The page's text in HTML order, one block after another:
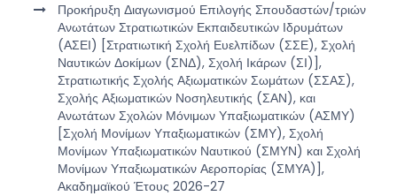
Προκήρυξη Διαγωνισμού Επιλογής Σπουδαστών/τριών
Ανωτάτων Στρατιωτικών Εκπαιδευτικών Ιδρυμάτων
(ΑΣΕΙ) [Στρατιωτική Σχολή Ευελπίδων (ΣΣΕ), Σχολή
Ναυτικών Δοκίμων (ΣΝΔ), Σχολή Ικάρων (ΣΙ)],
Στρατιωτικής Σχολής Αξιωματικών Σωμάτων (ΣΣΑΣ),
Σχολής Αξιωματικών Νοσηλευτικής (ΣΑΝ), και
Ανωτάτων Σχολών Μόνιμων Υπαξιωματικών (ΑΣΜΥ)
[Σχολή Μονίμων Υπαξιωματικών (ΣΜΥ), Σχολή
Μονίμων Υπαξιωματικών Ναυτικού (ΣΜΥΝ) και Σχολή
Μονίμων Υπαξιωματικών Αεροπορίας (ΣΜΥΑ)],
Ακαδημαϊκού Έτους 2026-27